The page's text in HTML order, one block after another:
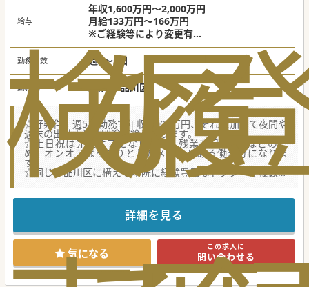
検
な
履
給与
年収1,600万円～2,000万円
月給133万円～166万円
※ご経験等により変更有
※目安：週4日年収1,600万円 週5日年収2,00
0万円
勤務日数 週4～5日
勤務地 東京都 品川区
☆好条件！週5日勤務で年収2,000万円、それに加えて夜間や
週末の出動手当は別途支給となります。
☆土日祝は完全オフになります。残業も月5時間ほどのた
め、オンオフはっきりとしたメリハリある働き方になりま
す。
☆同じく品川区に構える本院に経験豊富なドクターが複数在
籍、Slack等でタイムリーに相談できるストレスない環境で
■患者数増加と地域医療貢献のため1年前に開設している分
院です。地域の特性を熟知している法人でのご勤務になりま
す。
■現在ご勤務中の常勤ドクターがご家庭のご事情で已む無く
この6月末でご退職されます。その欠員を埋める募集です。
■訪問診療のご経験は一切問いません。科目も不問です。ご
経験よりも在宅医療への熱い“志”や“想い”を最重視しており
詳細を見る
気になる この求人に
問い合わせる